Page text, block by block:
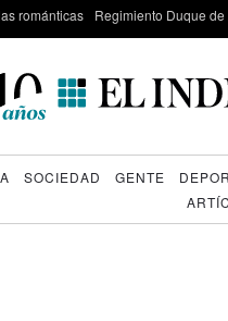
románticas Regimiento Duque de
SOCIEDAD GENTE